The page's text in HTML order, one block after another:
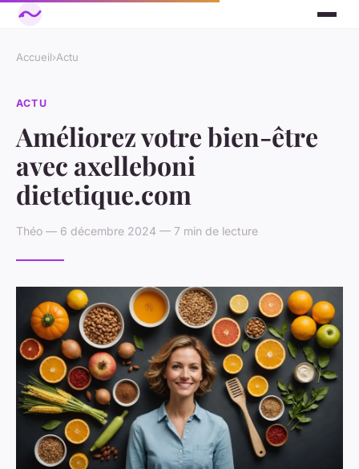
Accueil›Actu
ACTU
Améliorez votre bien-être
avec axelleboni
dietetique.com
Théo — 6 décembre 2024 — 7 min de lecture